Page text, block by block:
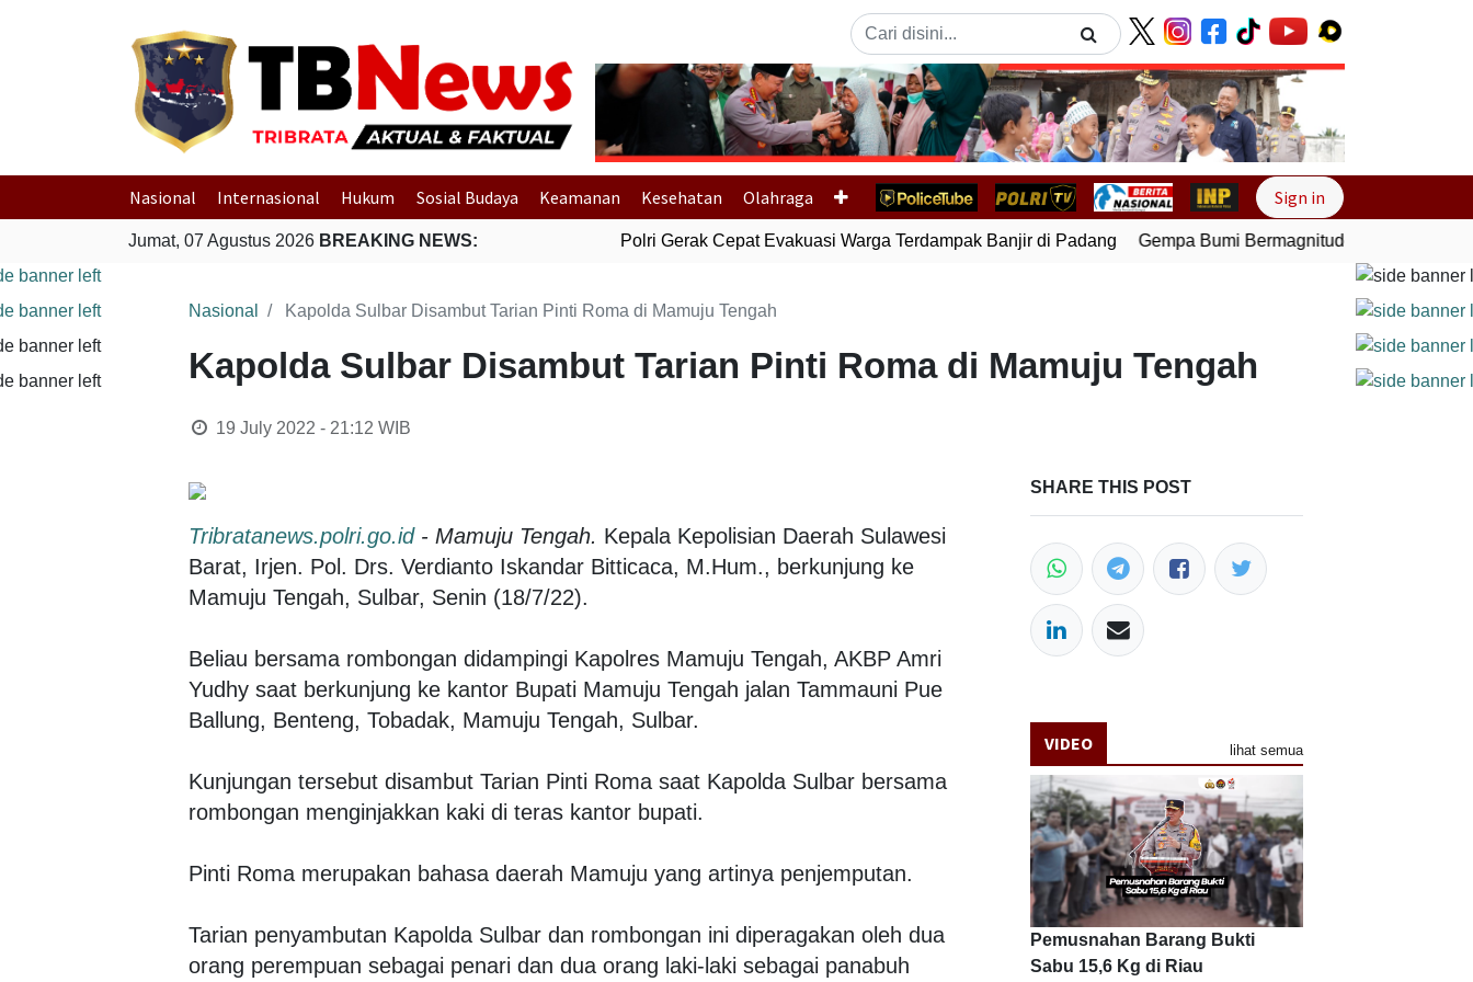
Previous Next
Nasional Internasional Hukum Sosial Budaya Keamanan Kesehatan Olahraga Sign in
Jumat, 07 Agustus 2026 BREAKING NEWS: Polri Gerak Cepat Evakuasi Warga Terdampak Banjir di Padang Gempa Bumi Bermagnitudo 5,1 Kembali
Nasional Kapolda Sulbar Disambut Tarian Pinti Roma di Mamuju Tengah
Kapolda Sulbar Disambut Tarian Pinti Roma di Mamuju Tengah
19 July 2022 - 21:12 WIB
Tribratanews.polri.go.id- Mamuju Tengah. Kepala Kepolisian Daerah Sulawesi
Barat, Irjen. Pol. Drs. Verdianto Iskandar Bitticaca, M.Hum., berkunjung ke
Mamuju Tengah, Sulbar, Senin (18/7/22).
Beliau bersama rombongan didampingi Kapolres Mamuju Tengah, AKBP Amri
Yudhy saat berkunjung ke kantor Bupati Mamuju Tengah jalan Tammauni Pue
Ballung, Benteng, Tobadak, Mamuju Tengah, Sulbar.
Kunjungan tersebut disambut Tarian Pinti Roma saat Kapolda Sulbar bersama
rombongan menginjakkan kaki di teras kantor bupati.
Pinti Roma merupakan bahasa daerah Mamuju yang artinya penjemputan.
Tarian penyambutan Kapolda Sulbar dan rombongan ini diperagakan oleh dua
orang perempuan sebagai penari dan dua orang laki-laki sebagai panabuh
SHARE THIS POST
VIDEO lihat semua
Pemusnahan Barang Bukti
Sabu 15,6 Kg di Riau